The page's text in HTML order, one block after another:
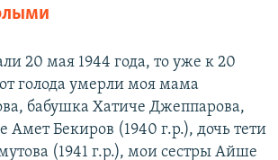
20 мая 1944 года, то уже к 20
голода умерли моя мама
бабушка Хатиче Джеппарова,
Амет Бекиров (1940 г.р.), дочь тети
(1941 г.р.), мои сестры Айше